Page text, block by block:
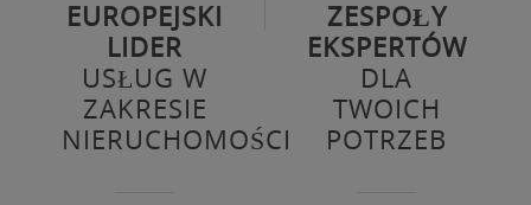
EUROPEJSKI
LIDER
USŁUG W
ZAKRESIE
NIERUCHOMOŚCI
ZESPOŁY
EKSPERTÓW
DLA
TWOICH
POTRZEB